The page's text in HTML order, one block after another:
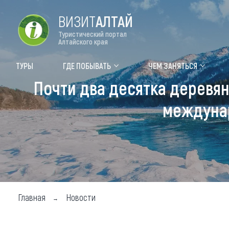
Форум VISIT ALTAI
Туры Где
Топ
ВИЗИТАЛТАЙ
Туристический портал
Алтайского края
ТУРЫ ГДЕ ПОБЫВАТЬ ЧЕМ ЗАНЯТЬСЯ
Почти два десятка
Главная Новости